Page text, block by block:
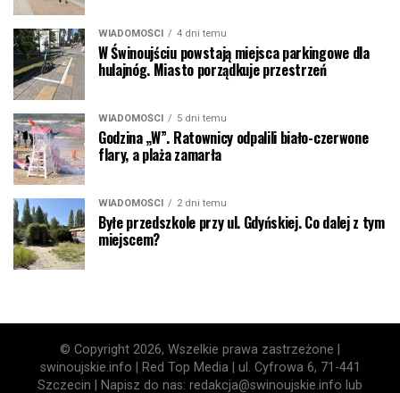
WIADOMOŚCI 4 dni temu
W Świnoujściu powstają miejsca parkingowe dla
hulajnóg. Miasto porządkuje przestrzeń
WIADOMOŚCI 5 dni temu
Godzina „W”. Ratownicy odpalili biało-czerwone
flary, a plaża zamarła
WIADOMOŚCI 2 dni temu
Byłe przedszkole przy ul. Gdyńskiej. Co dalej z tym
miejscem?
© Copyright 2026, Wszelkie prawa zastrzeżone |
swinoujskie.info | Red Top Media | ul. Cyfrowa 6, 71-441
Szczecin | Napisz do nas: redakcja@swinoujskie.info lub